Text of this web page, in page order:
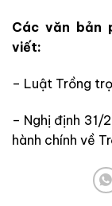
Các văn bản
viết:
– Luật Trồng
– Nghị định
hành chính về